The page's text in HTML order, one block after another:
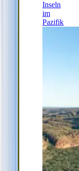
Inseln
im
Pazifik